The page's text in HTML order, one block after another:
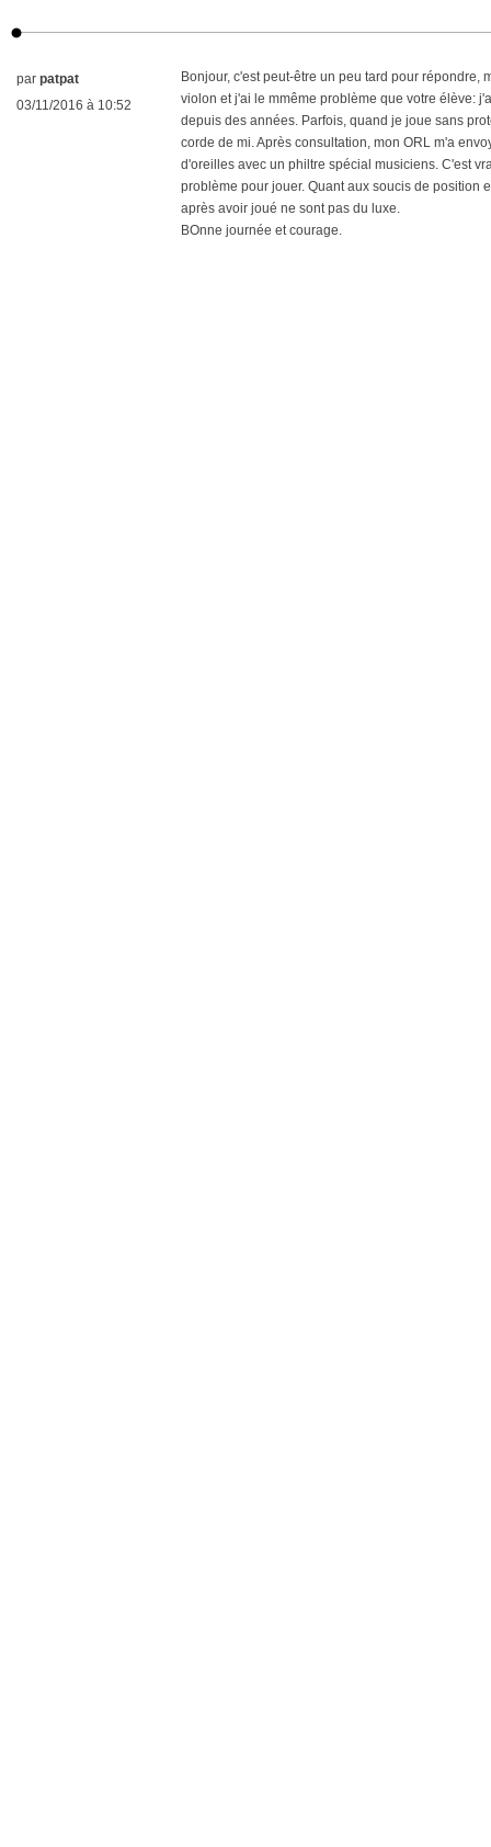
par patpat
03/11/2016 à 10:52
Bonjour, c'est peut-être un peu tard pour
violon et j'ai le mmême problème que votre élève:
depuis des années. Parfois, quand je joue sans
corde de mi. Après consultation, mon ORL m'a
d'oreilles avec un philtre spécial musiciens. C'est
problème pour jouer. Quant aux soucis de position
après avoir joué ne sont pas du luxe.
BOnne journée et courage.